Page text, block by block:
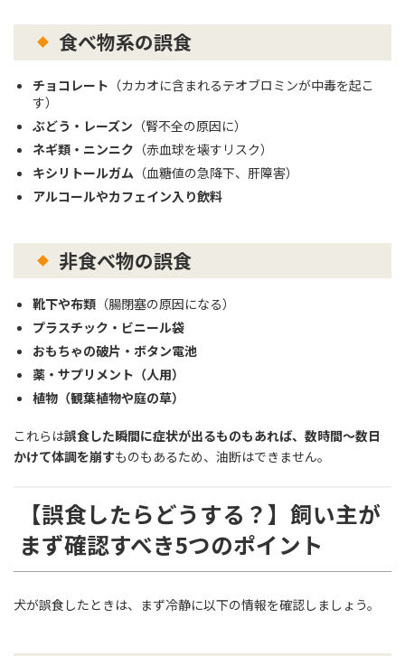
食べ物系の誤食
チョコレート （カカオに含まれるテオブロミンが中毒を起こ
す）
ぶどう・レーズン （腎不全の原因に）
ネギ類・ニンニク （赤血球を壊すリスク）
キシリトールガム （血糖値の急降下、肝障害）
アルコールやカフェイン入り飲料
非食べ物の誤食
靴下や布類 （腸閉塞の原因になる）
プラスチック・ビニール袋
おもちゃの破片・ボタン電池
薬・サプリメント（人用）
植物（観葉植物や庭の草）
これらは誤食した瞬間に症状が出るものもあれば、数時間〜数日
かけて体調を崩すものもあるため、油断はできません。
【誤食したらどうする？】飼い主が
まず確認すべき5つのポイント
犬が誤食したときは、まず冷静に以下の情報を確認しましょう。